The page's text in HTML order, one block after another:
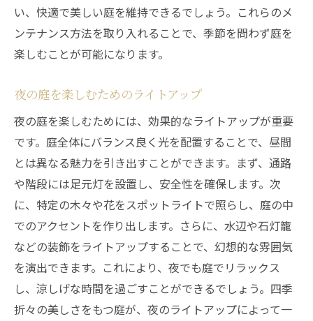
い、快適で美しい庭を維持できるでしょう。これらのメ
ンテナンス方法を取り入れることで、季節を問わず庭を
楽しむことが可能になります。
夜の庭を楽しむためのライトアップ
夜の庭を楽しむためには、効果的なライトアップが重要
です。庭全体にバランス良く光を配置することで、昼間
とは異なる魅力を引き出すことができます。まず、通路
や階段には足元灯を設置し、安全性を確保します。次
に、特定の木々や花をスポットライトで照らし、庭の中
でのアクセントを作り出します。さらに、水辺や石灯籠
などの装飾をライトアップすることで、幻想的な雰囲気
を演出できます。これにより、夜でも庭でリラックス
し、涼しげな時間を過ごすことができるでしょう。四季
折々の美しさをもつ庭が、夜のライトアップによって一